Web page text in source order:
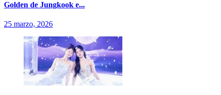
Golden de Jungkook e...
25 marzo, 2026